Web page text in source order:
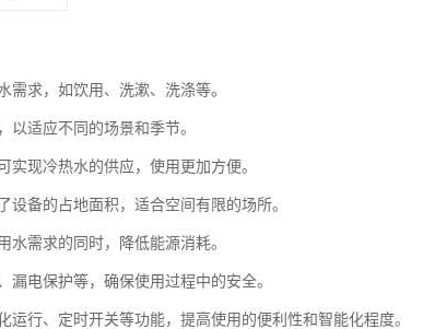
求，如饮用、洗漱、洗涤等。
适应不同的场景和季节。
现冷热水的供应，使用更加方便。
备的占地面积，适合空间有限的场所。
需求的同时，降低能源消耗。
电保护等，确保使用过程中的安全。
行、定时开关等功能，提高使用的便利性和智能化程度。